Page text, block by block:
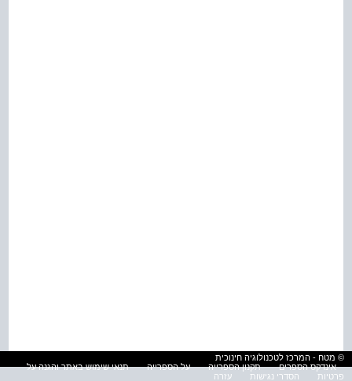
© מטח - המרכז לטכנולוגיה חינוכית
אינדקס הספרים
תקנון הספרייה על הספרייה
תנאי שימוש באתר והגנה על
פרטיות
הסדרי נגישות עזרה